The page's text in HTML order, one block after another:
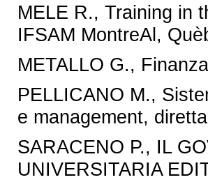
MELE R., Training in
IFSAM MontreAl,
METALLO G.,
PELLICANO M.,
e management,
SARACENO P., IL
UNIVERSITARIA